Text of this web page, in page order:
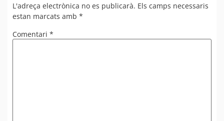
L'adreça electrònica no es publicarà. Els camps necessaris
estan marcats amb *
Comentari *